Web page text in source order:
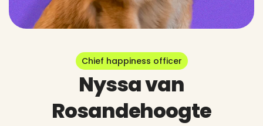
Chief happiness officer
Nyssa van
Rosandehoogte